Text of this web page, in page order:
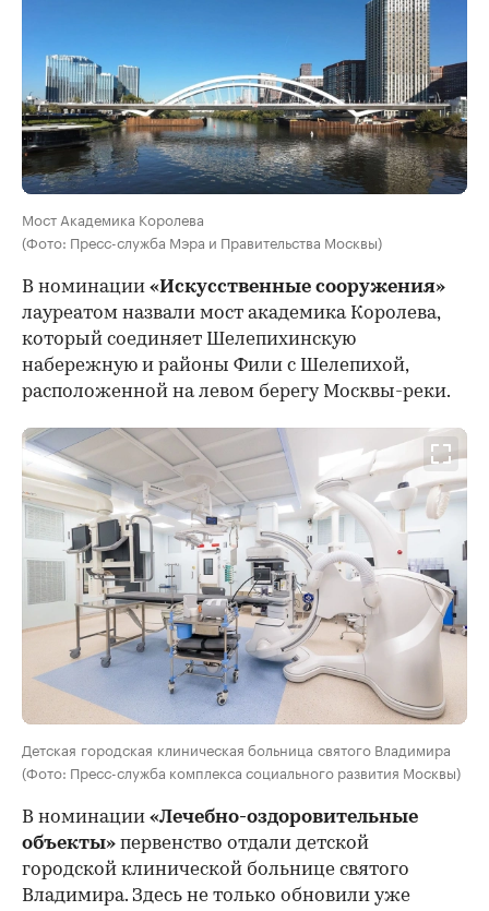
Мост Академика Королева
(Фото: Пресс-служба Мэра и Правительства Москвы)
В номинации «Искусственные сооружения»
лауреатом назвали мост академика Королева,
который соединяет Шелепихинскую
набережную и районы Фили с Шелепихой,
расположенной на левом берегу Москвы-реки.
Детская городская клиническая больница святого Владимира
(Фото: Пресс-служба комплекса социального развития Москвы)
В номинации «Лечебно-оздоровительные
объекты» первенство отдали детской
городской клинической больнице святого
Владимира. Здесь не только обновили уже